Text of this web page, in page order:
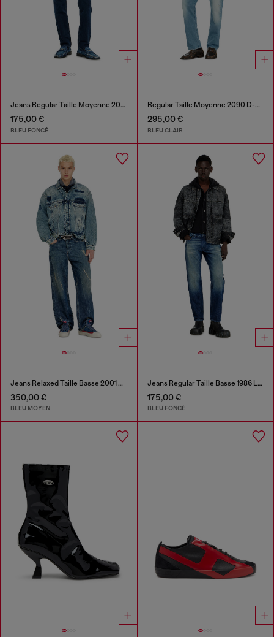
Jeans Regular Taille Moyenne 2023 D-Finitive
175,00 €
BLEU FONCÉ
Regular Taille Moyenne 2090 D-Veekley Joggjeans®
295,00 €
BLEU CLAIR
Jeans Relaxed Taille Basse 2001 D-Macro
350,00 €
BLEU MOYEN
Jeans Regular Taille Basse 1986 Larkee-Beex
175,00 €
BLEU FONCÉ